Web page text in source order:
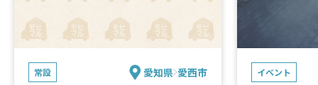
常設 愛知県 愛西市 イベント